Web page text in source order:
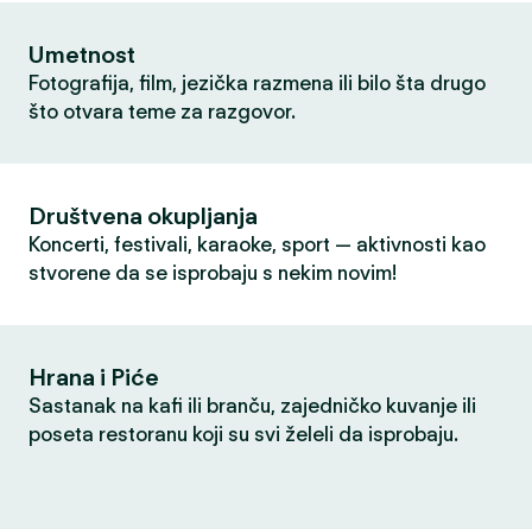
Umetnost
Fotografija, film, jezička razmena ili bilo šta drugo
što otvara teme za razgovor.
Društvena okupljanja
Koncerti, festivali, karaoke, sport — aktivnosti kao
stvorene da se isprobaju s nekim novim!
Hrana i Piće
Sastanak na kafi ili branču, zajedničko kuvanje ili
poseta restoranu koji su svi želeli da isprobaju.